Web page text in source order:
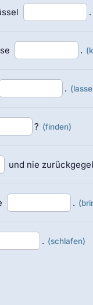
.
.
.
? (finden)
und nie
.
. (schlafen)